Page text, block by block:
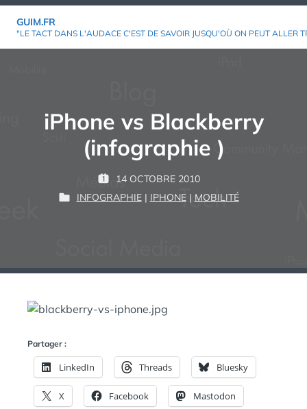
Aller
GUIM.FR
"LE TACT DANS L'AUDACE C'EST DE SAVOIR JUSQU'OÙ ON PEUT ALLER
iPhone vs Blackberry
(infographie )
P
U
L
14 OCTOBRE 2010
A
G
P
A
S
INFOGRAPHIE | IPHONE | MOBILITÉ
Partager :
LinkedIn Threads Bluesky
X Facebook Mastodon